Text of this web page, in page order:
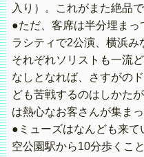
入り）。これがまた絶品
●ただ、客席は半分埋ま
ラシティで2公演、横浜み
それぞれソリストも一流
なしとなれば、さすがの
ども苦戦するのはしかた
は熱心なお客さんが集ま
●ミューズはなんども来
空公園駅から10分歩くこ